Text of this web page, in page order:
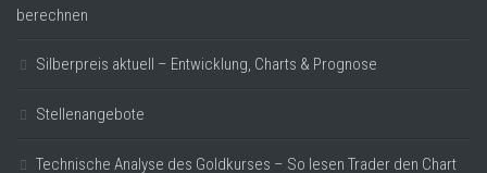
berechnen
Silberpreis aktuell – Entwicklung, Charts & Prognose
Stellenangebote
Technische Analyse des Goldkurses – So lesen Trader den Chart